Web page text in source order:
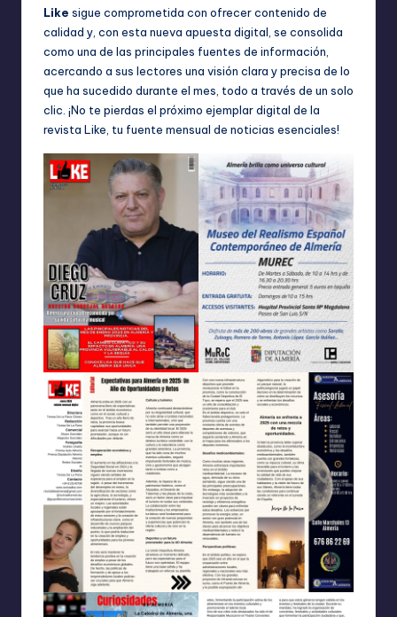
Like sigue comprometida con ofrecer contenido de
calidad y, con esta nueva apuesta digital, se consolida
como una de las principales fuentes de información,
acercando a sus lectores una visión clara y precisa de lo
que ha sucedido durante el mes, todo a través de un solo
clic. ¡No te pierdas el próximo ejemplar digital de la
revista Like, tu fuente mensual de noticias esenciales!